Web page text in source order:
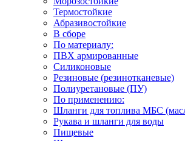
Термостойкие
Абразивостойкие
В сборе
По материалу:
ПВХ армированные
Силиконовые
Резиновые (резинотканевые)
Полиуретановые (ПУ)
По применению:
Шланги для топлива МБС
Рукава и шланги для воды
Пищевые